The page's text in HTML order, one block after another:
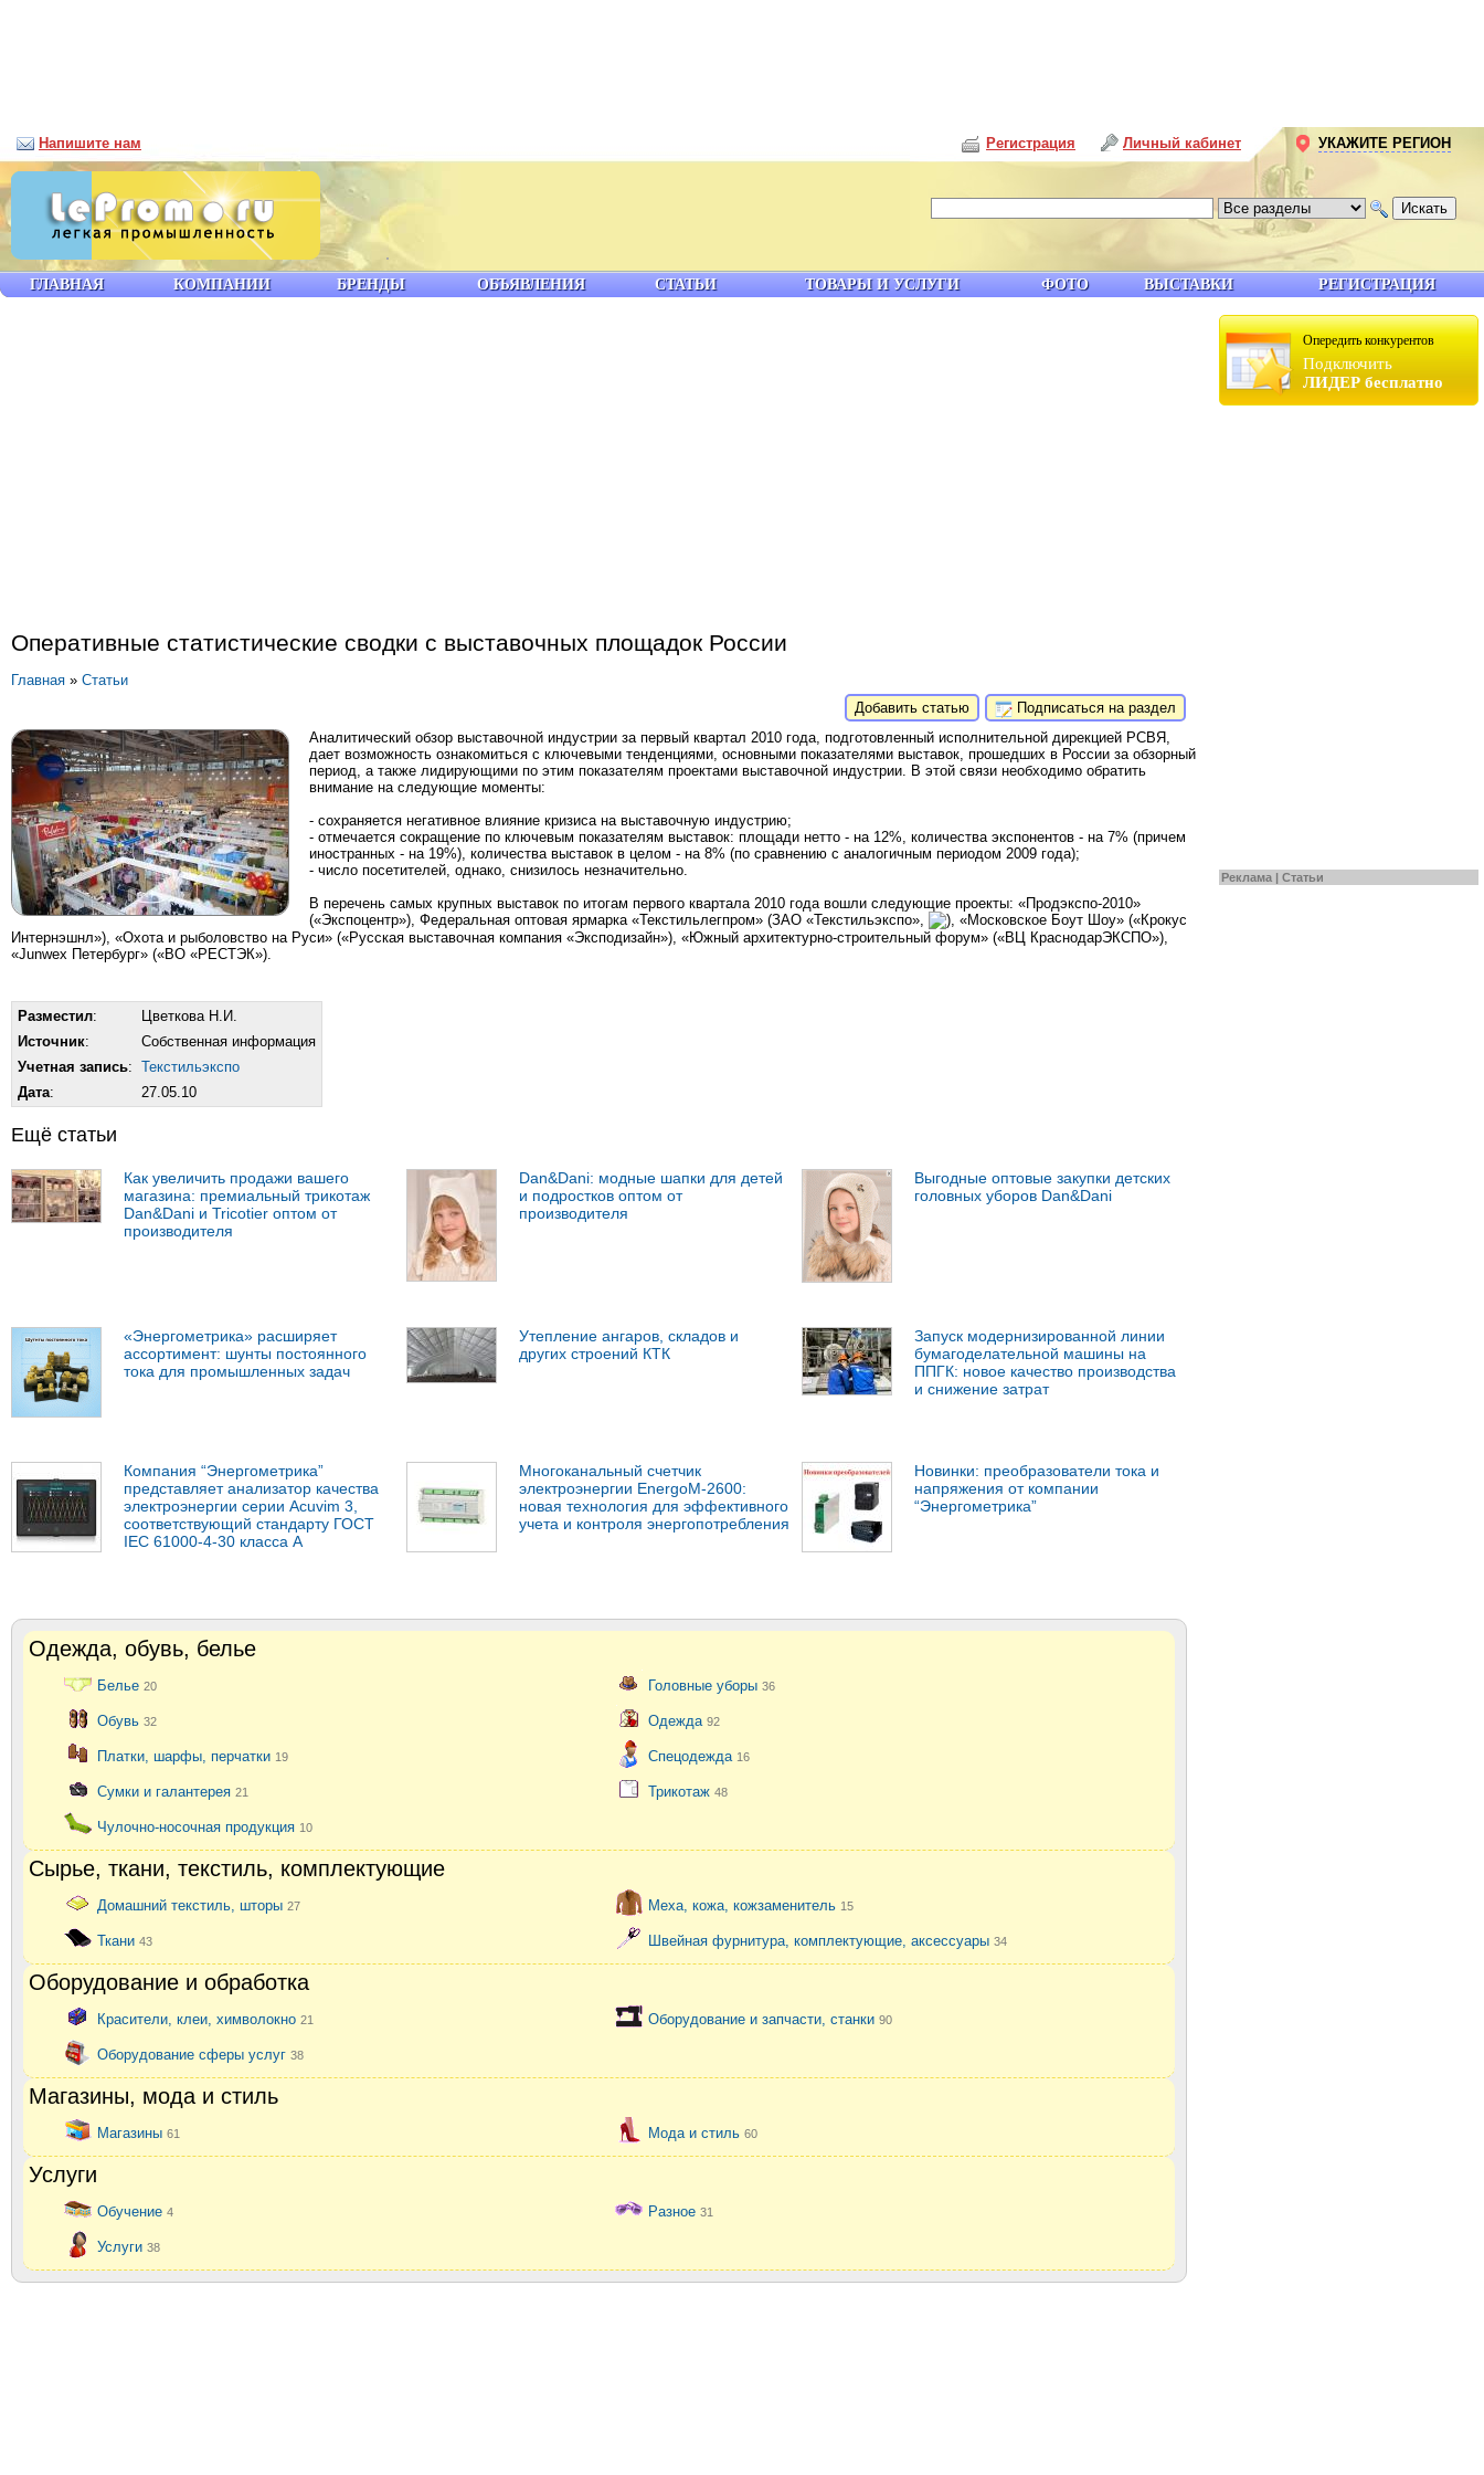
Опередить конкурентов
Подключить
ЛИДЕР бесплатно
Реклама | Статьи
Оперативные статистические сводки с выставочных площадок России
Главная » Статьи
Добавить статью
Подписаться на раздел
Аналитический обзор выставочной индустрии за первый квартал 2010 года, подготовленный исполнительной дирекцией РСВЯ,
дает возможность ознакомиться с ключевыми тенденциями, основными показателями выставок, прошедших в России за обзорный
период, а также лидирующими по этим показателям проектами выставочной индустрии. В этой связи необходимо обратить
внимание на следующие моменты:
- сохраняется негативное влияние кризиса на выставочную индустрию;
- отмечается сокращение по ключевым показателям выставок: площади нетто - на 12%, количества экспонентов - на 7% (причем
иностранных - на 19%), количества выставок в целом - на 8% (по сравнению с аналогичным периодом 2009 года);
- число посетителей, однако, снизилось незначительно.
В перечень самых крупных выставок по итогам первого квартала 2010 года вошли следующие проекты: «Продэкспо-2010»
(«Экспоцентр»), Федеральная оптовая ярмарка «Текстильлегпром» (ЗАО «Текстильэкспо»,
), «Московское Боут Шоу» («Крокус
Интернэшнл»), «Охота и рыболовство на Руси» («Русская выставочная компания «Эксподизайн»), «Южный архитектурно-строительный форум» («ВЦ КраснодарЭКСПО»),
«Junwex Петербург» («ВО «РЕСТЭК»).
Разместил:
Цветкова Н.И.
Источник:
Собственная информация
Учетная запись: Текстильэкспо
Дата: 27.05.10
Ещё статьи
Как увеличить продажи вашего
магазина: премиальный трикотаж
Dan&Dani и Tricotier оптом от
производителя
Dan&Dani: модные шапки для детей
и подростков оптом от
производителя
Выгодные оптовые закупки детских
головных уборов Dan&Dani
«Энергометрика» расширяет
ассортимент: шунты постоянного
тока для промышленных задач
Утепление ангаров, складов и
других строений КТК
Запуск модернизированной линии
бумагоделательной машины на
ППГК: новое качество производства
и снижение затрат
Компания “Энергометрика”
представляет анализатор качества
электроэнергии серии Acuvim 3,
соответствующий стандарту ГОСТ
IEC 61000-4-30 класса А
Многоканальный счетчик
электроэнергии EnergoM-2600:
новая технология для эффективного
учета и контроля энергопотребления
Новинки: преобразователи тока и
напряжения от компании
“Энергометрика”
Одежда, обувь, белье
Белье 20 Головные уборы 36
Обувь 32 Одежда 92
Платки, шарфы, перчатки 19 Спецодежда 16
Сумки и галантерея 21 Трикотаж 48
Чулочно-носочная продукция 10
Сырье, ткани, текстиль, комплектующие
Домашний текстиль, шторы 27 Меха, кожа, кожзаменитель 15
Ткани 43 Швейная фурнитура, комплектующие, аксессуары 34
Оборудование и обработка
Красители, клеи, химволокно 21 Оборудование и запчасти, станки 90
Оборудование сферы услуг 38
Магазины, мода и стиль
Магазины 61 Мода и стиль 60
Услуги
Обучение 4 Разное 31
Услуги 38
ГЛАВНАЯ КОМПАНИИ БРЕНДЫ ОБЪЯВЛЕНИЯ СТАТЬИ ТОВАРЫ И УСЛУГИ ФОТО ВЫСТАВКИ РЕГИСТРАЦИЯ
Напишите нам Личный кабинет
Регистрация УКАЖИТЕ РЕГИОН